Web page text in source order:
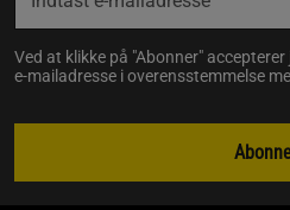
Ved at klikke på "Abonner"
e-mailadresse i overensstemmelse